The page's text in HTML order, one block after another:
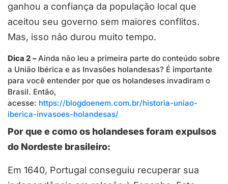
ganhou a confiança da população local que
aceitou seu governo sem maiores conflitos.
Mas, isso não durou muito tempo.
Dica 2 – Ainda não leu a primeira parte do conteúdo sobre
a União Ibérica e as Invasões holandesas? É importante
para você entender por que os holandeses invadiram o
Brasil. Então,
acesse: https://blogdoenem.com.br/historia-uniao-
iberica-invasoes-holandesas/
Por que e como os holandeses foram expulsos
do Nordeste brasileiro:
Em 1640, Portugal conseguiu recuperar sua